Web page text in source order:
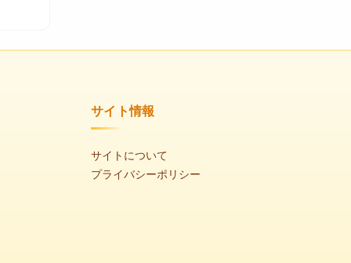
サイト情報
サイトについて
プライバシーポリシー